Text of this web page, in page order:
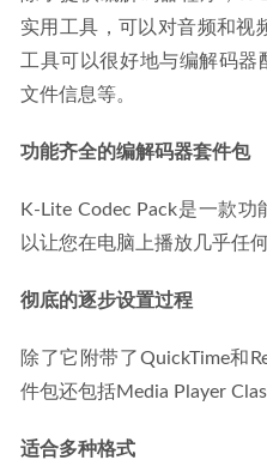
实用工具，可以对音频和视
工具可以很好地与编解码
文件信息等。
功能齐全的编解码器套件包
K-Lite Codec Pack是一款
以让您在电脑上播放几乎任
彻底的逐步设置过程
除了它附带了QuickTime和
件包还包括Media Player
适合多种格式